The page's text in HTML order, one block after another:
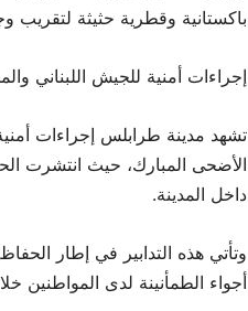
باكستانية وقطرية حثيثة لتقريب
إجراءات أمنية للجيش اللبناني
تشهد مدينة طرابلس إجراءات
الأضحى المبارك، حيث انتشرت
داخل المدينة.
وتأتي هذه التدابير في إطار
أجواء الطمأنينة لدى المواطنين